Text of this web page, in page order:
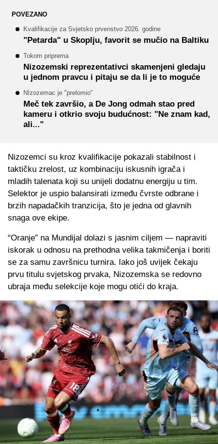
POVEZANO
Kvalifikacije za Svjetsko prvenstvo 2026. godine
"Petarda" u Skoplju, favorit se mučio na Baltiku
Tokom priprema
Nizozemski reprezentativci skamenjeni gledaju
u jednom pravcu i pitaju se da li je to moguće
NIzozemac je "prelomio"
Meč tek završio, a De Jong odmah stao pred
kameru i otkrio svoju budućnost: "Ne znam kad,
ali..."
Nizozemci su kroz kvalifikacije pokazali stabilnost i
taktičku zrelost, uz kombinaciju iskusnih igrača i
mladih talenata koji su unijeli dodatnu energiju u tim.
Selektor je uspio balansirati između čvrste odbrane i
brzih napadačkih tranzicija, što je jedna od glavnih
snaga ove ekipe.
“Oranje” na Mundijal dolazi s jasnim ciljem — napraviti
iskorak u odnosu na prethodna velika takmičenja i boriti
se za samu završnicu turnira. Iako još uvijek čekaju
prvu titulu svjetskog prvaka, Nizozemska se redovno
ubraja među selekcije koje mogu otići do kraja.